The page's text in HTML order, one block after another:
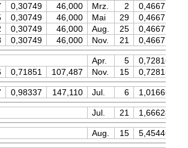
0,30749 46,000 Mrz. 2 0,46671
0,30749 46,000 Mai 29 0,46671
0,30749 46,000 Aug. 25 0,46671
0,30749 46,000 Nov. 21 0,46671
Apr. 5 0,72816
0,71851 107,487 Nov. 15 0,72815
0,98337 147,110 Jul. 6 1,01666
Jul. 21 1,66628
Aug. 15 5,45446